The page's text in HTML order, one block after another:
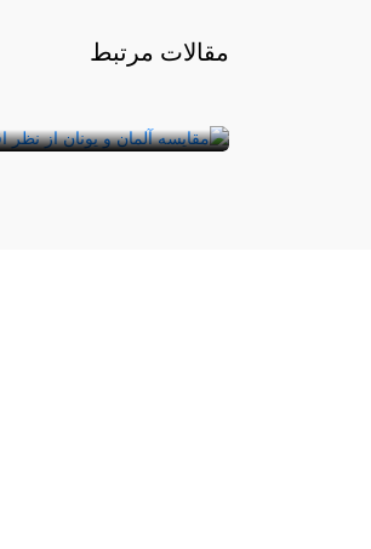
مقالات مرتبط
آلمان؟